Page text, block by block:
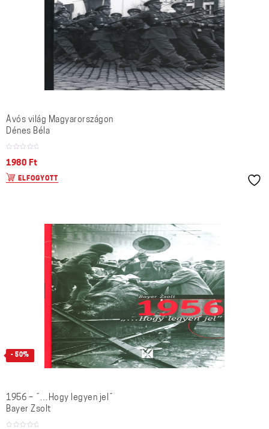
Ávós világ Magyarországon
Dénes Béla
1980 Ft
ELFOGYOTT
- 50%
1956 – ˝…Hogy legyen jel˝
Bayer Zsolt